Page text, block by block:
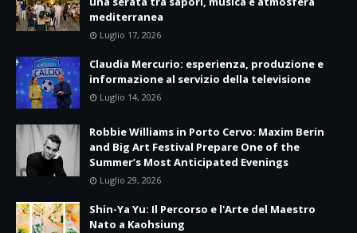
mediterranea
Luglio 17, 2026
Claudia Mercurio: esperienza, produzione e
informazione al servizio della televisione
Luglio 14, 2026
Robbie Williams in Porto Cervo: Maxim Berin
and Big Art Festival Prepare One of the
Summer’s Most Anticipated Evenings
Luglio 29, 2026
Shin-Ya Yu: Il Percorso e l'Arte del Maestro
Nato a Kaohsiung